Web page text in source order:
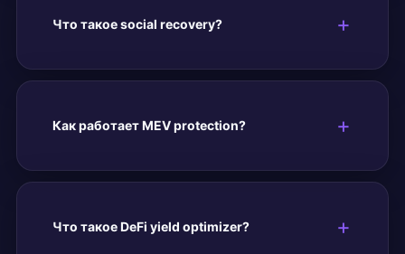
Что такое social recovery?
Как работает MEV protection?
Что такое DeFi yield optimizer?